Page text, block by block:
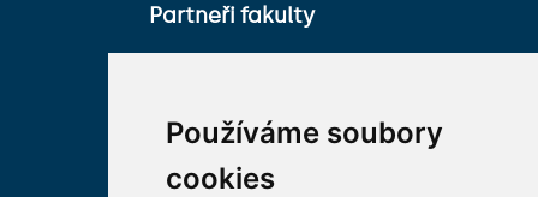
Používáme soubory
cookies
Partneři fakulty
Fakultní nemocnice HK
Farmaceutická fakulta v
Hradci Králové Univerzity